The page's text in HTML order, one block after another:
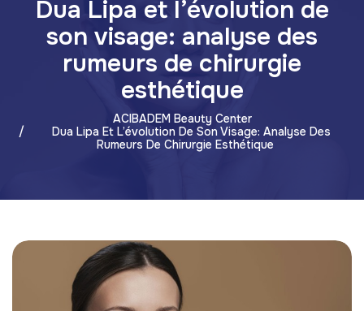
Dua Lipa et l’évolution de
son visage: analyse des
rumeurs de chirurgie
esthétique
ACIBADEM Beauty Center
Dua Lipa Et L’évolution De Son Visage: Analyse Des
Rumeurs De Chirurgie Esthétique